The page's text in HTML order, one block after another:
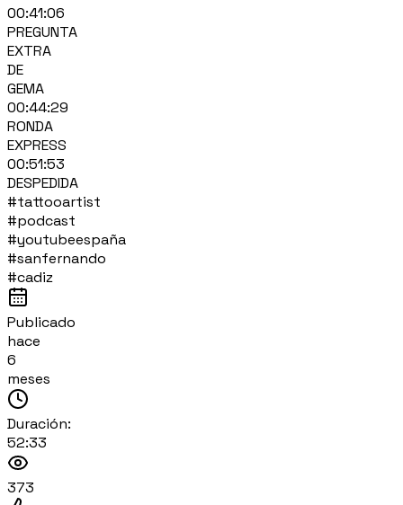
00:41:06
PREGUNTA
EXTRA
DE
GEMA
00:44:29
RONDA
EXPRESS
00:51:53
DESPEDIDA
#tattooartist
#podcast
#youtubeespaña
#sanfernando
#cadiz
Publicado
hace
6
meses
Duración:
52:33
373